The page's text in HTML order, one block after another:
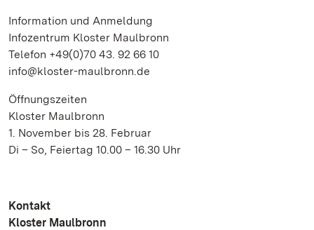
Information und Anmeldung
Infozentrum Kloster Maulbronn
Telefon +49(0)70 43. 92 66 10
info@kloster-maulbronn.de
Öffnungszeiten
Kloster Maulbronn
1. November bis 28. Februar
Di – So, Feiertag 10.00 – 16.30 Uhr
Kontakt
Kloster Maulbronn